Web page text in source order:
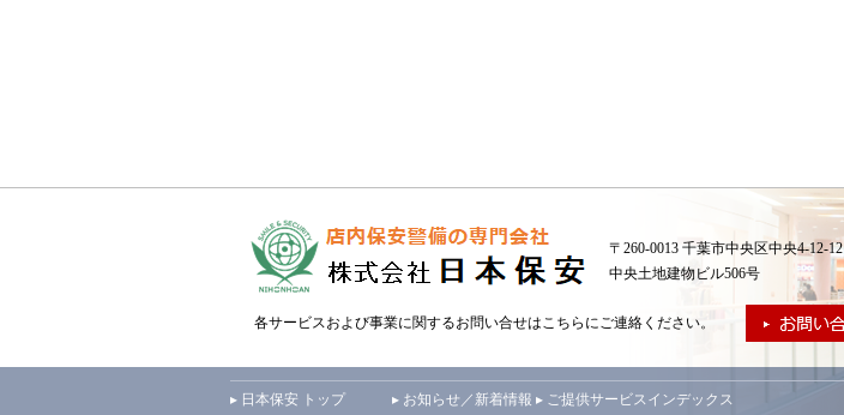
〒260-0013 千葉市中央区中央4-12-12
中央土地建物ビル506号
各サービスおよび事業に関するお問い合せはこちらにご連絡ください。
▸ 日本保安 トップ ▸ お知らせ／新着情報 ▸ ご提供サービスインデックス